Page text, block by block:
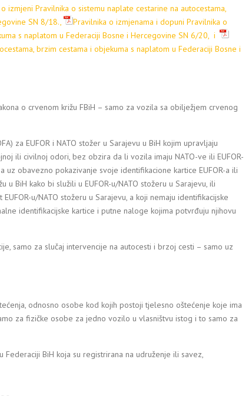
izmjeni Pravilnika o sistemu naplate cestarine na autocestama,
SN 8/18.,
Pravilnika o izmjenama i dopuni Pravilnika o
s naplatom u Federaciji Bosne i Hercegovine SN 6/20, i
brzim cestama i objekuma s naplatom u Federaciji Bosne i
o crvenom križu FBiH – samo za vozila sa obilježjem crvenog
za EUFOR i NATO stožer u Sarajevu u BiH kojim upravljaju
ili civilnoj odori, bez obzira da li vozila imaju NATO-ve ili EUFOR-
uz obavezno pokazivanje svoje identifikacione kartice EUFOR-a ili
BiH kako bi služili u EUFOR-u/NATO stožeru u Sarajevu, ili
u/NATO stožeru u Sarajevu, a koji nemaju identifikacijske
identifikacijske kartice i putne naloge kojima potvrđuju njihovu
samo za slučaj intervencije na autocesti i brzoj cesti – samo uz
odnosno osobe kod kojih postoji tjelesno oštećenje koje ima
za fizičke osobe za jedno vozilo u vlasništvu istog i to samo za
BiH koja su registrirana na udruženje ili savez,